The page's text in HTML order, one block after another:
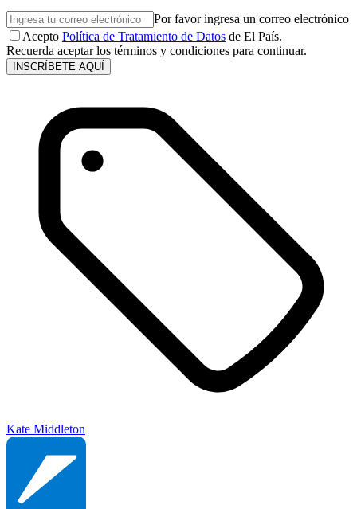
Por favor ingresa un correo electrónico
Acepto Política de Tratamiento de Datos de El País.
Recuerda aceptar los términos y condiciones para continuar.
INSCRÍBETE AQUÍ
Kate Middleton